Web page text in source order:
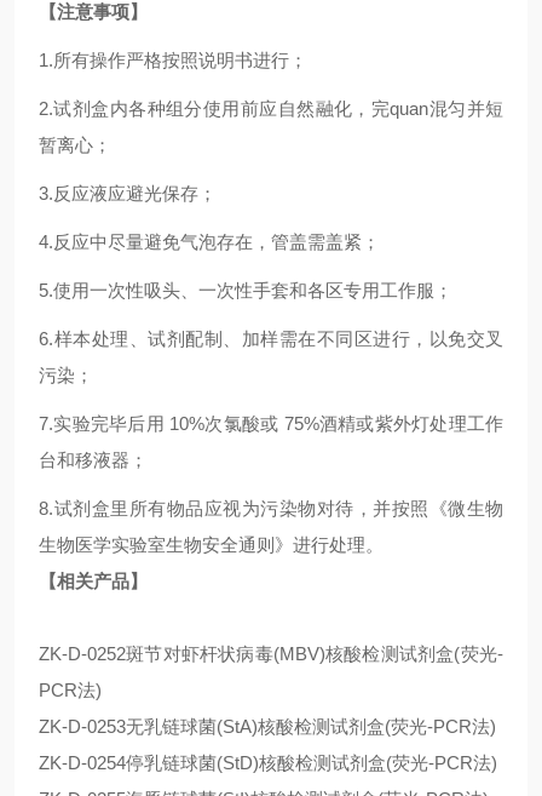
【注意事项】
1.所有操作严格按照说明书进行；
2.试剂盒内各种组分使用前应自然融化，完quan混匀并短
暂离心；
3.反应液应避光保存；
4.反应中尽量避免气泡存在，管盖需盖紧；
5.使用一次性吸头、一次性手套和各区专用工作服；
6.样本处理、试剂配制、加样需在不同区进行，以免交叉
污染；
7.实验完毕后用 10%次氯酸或 75%酒精或紫外灯处理工作
台和移液器；
8.试剂盒里所有物品应视为污染物对待，并按照《微生物
生物医学实验室生物安全通则》进行处理。
【相关产品】
ZK-D-0252斑节对虾杆状病毒(MBV)核酸检测试剂盒(荧光-
PCR法)
ZK-D-0253无乳链球菌(StA)核酸检测试剂盒(荧光-PCR法)
ZK-D-0254停乳链球菌(StD)核酸检测试剂盒(荧光-PCR法)